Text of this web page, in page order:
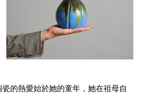
的熱愛始於她的童年，她在祖母自